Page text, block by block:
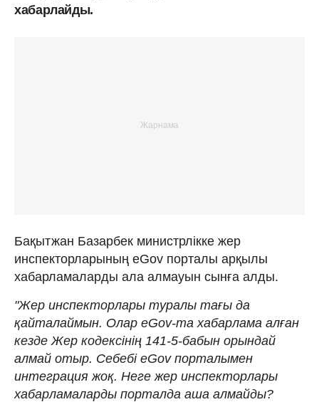
хабарлайды.
Бақытжан Базарбек министрлікке жер
инспекторларының eGov порталы арқылы
хабарламаларды ала алмауын сынға алды.
"Жер инспекторлары туралы тағы да
қайталаймын. Олар eGov-та хабарлама алған
кезде Жер кодексінің 141-5-бабын орындай
алмай отыр. Себебі eGov порталымен
интеграция жоқ. Неге жер инспекторлары
хабарламаларды порталда аша алмайды?